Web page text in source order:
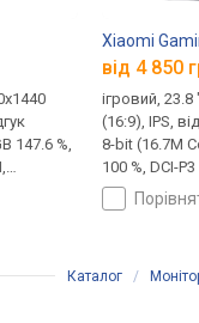
147.6 %,
Sync
Xiaomi
від 4 850
ігровий,
(16:9), IPS,
8-bit (16.7M
100 %, DCI-
DisplayPort,
Premium,
Каталог /